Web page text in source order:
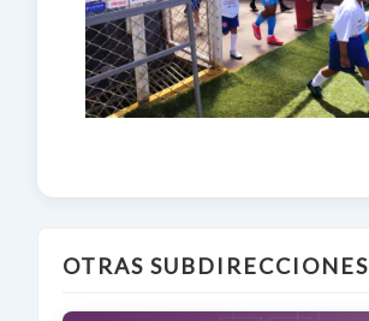
OTRAS SUBDIRECCIONES